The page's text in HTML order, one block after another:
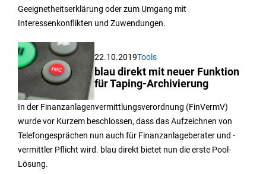
Geeignetheitserklärung oder zum Umgang mit
Interessenkonflikten und Zuwendungen.
22.10.2019Tools
blau direkt mit neuer Funktion
für Taping-Archivierung
In der Finanzanlagenvermittlungsverordnung (FinVermV)
wurde vor Kurzem beschlossen, dass das Aufzeichnen von
Telefongesprächen nun auch für Finanzanlageberater und -
vermittler Pflicht wird. blau direkt bietet nun die erste Pool-
Lösung.